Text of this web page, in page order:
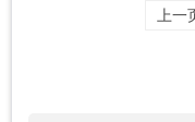
上一